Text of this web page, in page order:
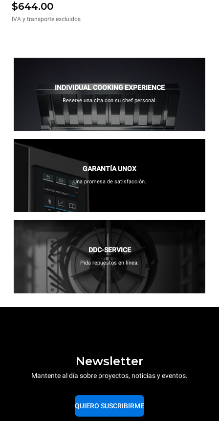
$644.00
IVA y transporte excluidos
INDIVIDUAL COOKING EXPERIENCE
Reserve una cita con su chef personal.
GARANTÍA UNOX
Una promesa de satisfacción.
DDC-SERVICE
Pida repuestos en línea.
Newsletter
Mantente al día sobre proyectos, noticias y eventos.
QUIERO SUSCRIBIRME